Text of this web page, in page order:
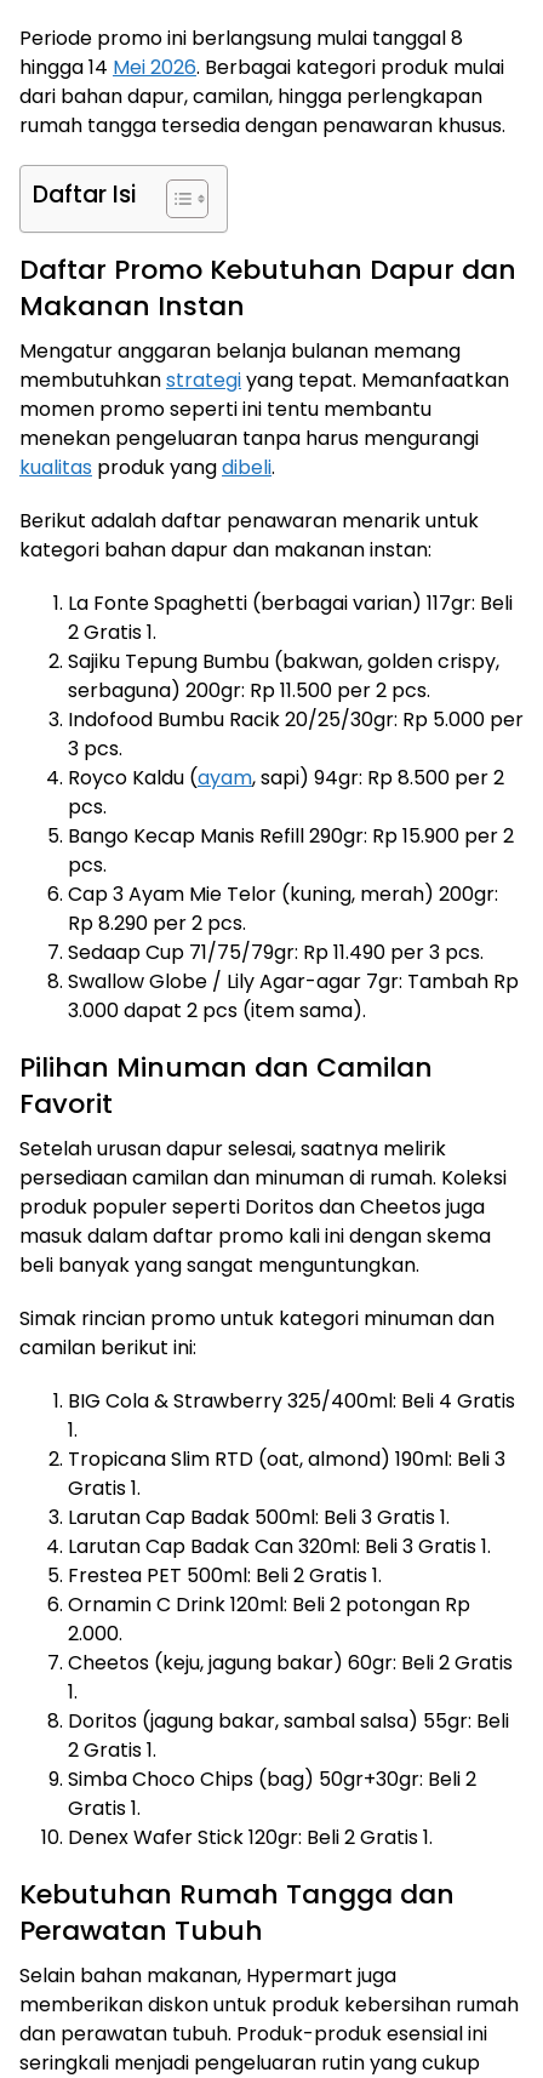
Periode promo ini berlangsung mulai tanggal 8
hingga 14 Mei 2026. Berbagai kategori produk mulai
dari bahan dapur, camilan, hingga perlengkapan
rumah tangga tersedia dengan penawaran khusus.
Daftar Isi
Daftar Promo Kebutuhan Dapur dan
Makanan Instan
Mengatur anggaran belanja bulanan memang
membutuhkanstrategiyang tepat. Memanfaatkan
momen promo seperti ini tentu membantu
menekan pengeluaran tanpa harus mengurangi
kualitas produk yangdibeli.
Berikut adalah daftar penawaran menarik untuk
kategori bahan dapur dan makanan instan:
La Fonte Spaghetti (berbagai varian) 117gr: Beli
2 Gratis 1.
Sajiku Tepung Bumbu (bakwan, golden crispy,
serbaguna) 200gr: Rp 11.500 per 2 pcs.
Indofood Bumbu Racik 20/25/30gr: Rp 5.000 per
3 pcs.
Royco Kaldu (ayam, sapi) 94gr: Rp 8.500 per 2
pcs.
Bango Kecap Manis Refill 290gr: Rp 15.900 per 2
pcs.
Cap 3 Ayam Mie Telor (kuning, merah) 200gr:
Rp 8.290 per 2 pcs.
Sedaap Cup 71/75/79gr: Rp 11.490 per 3 pcs.
Swallow Globe / Lily Agar-agar 7gr: Tambah Rp
3.000 dapat 2 pcs (item sama).
Pilihan Minuman dan Camilan
Favorit
Setelah urusan dapur selesai, saatnya melirik
persediaan camilan dan minuman di rumah. Koleksi
produk populer seperti Doritos dan Cheetos juga
masuk dalam daftar promo kali ini dengan skema
beli banyak yang sangat menguntungkan.
Simak rincian promo untuk kategori minuman dan
camilan berikut ini:
BIG Cola & Strawberry 325/400ml: Beli 4 Gratis
1.
Tropicana Slim RTD (oat, almond) 190ml: Beli 3
Gratis 1.
Larutan Cap Badak 500ml: Beli 3 Gratis 1.
Larutan Cap Badak Can 320ml: Beli 3 Gratis 1.
Frestea PET 500ml: Beli 2 Gratis 1.
Ornamin C Drink 120ml: Beli 2 potongan Rp
2.000.
Cheetos (keju, jagung bakar) 60gr: Beli 2 Gratis
1.
Doritos (jagung bakar, sambal salsa) 55gr: Beli
2 Gratis 1.
Simba Choco Chips (bag) 50gr+30gr: Beli 2
Gratis 1.
Denex Wafer Stick 120gr: Beli 2 Gratis 1.
Kebutuhan Rumah Tangga dan
Perawatan Tubuh
Selain bahan makanan, Hypermart juga
memberikan diskon untuk produk kebersihan rumah
dan perawatan tubuh. Produk-produk esensial ini
seringkali menjadi pengeluaran rutin yang cukup